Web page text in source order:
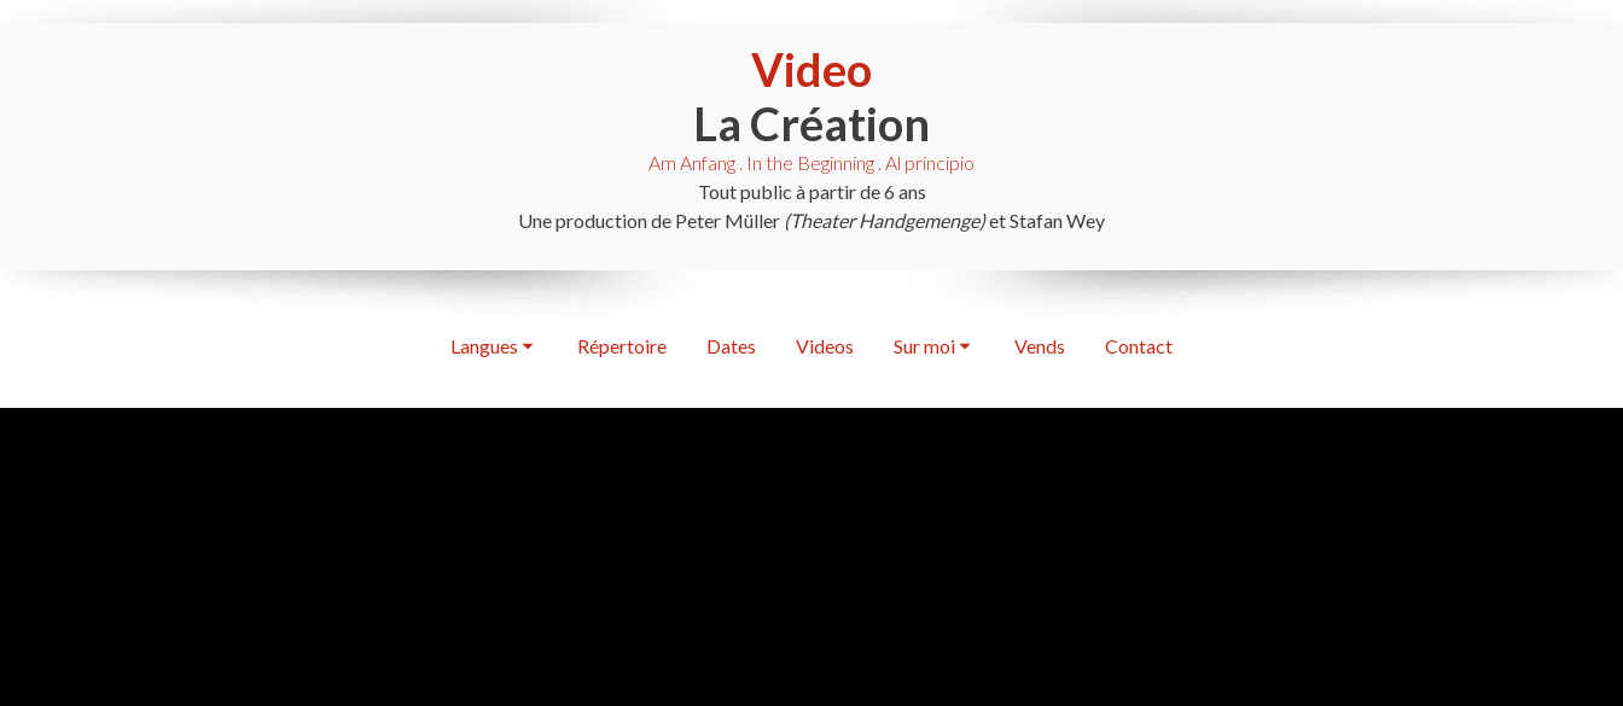
Video
La Création
Am Anfang . In the Beginning . Al principio
Tout public à partir de 6 ans
Une production de Peter Müller (Theater Handgemenge)et Stafan Wey
Langues Répertoire Dates Videos Sur moi Vends Contact